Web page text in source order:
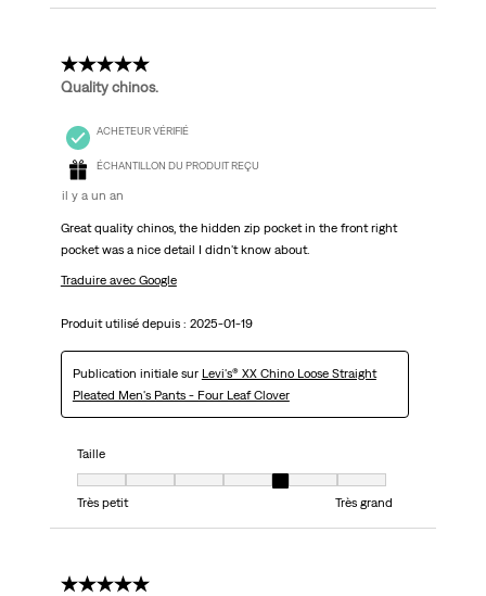
5 étoile(s) sur 5.
Quality chinos.
ACHETEUR VÉRIFIÉ
ÉCHANTILLON DU PRODUIT REÇU
il y a un an
Great quality chinos, the hidden zip pocket in the front right
pocket was a nice detail I didn't know about.
Traduire avec Google
Produit utilisé depuis : 2025-01-19
Publication initiale sur Levi's® XX Chino Loose Straight
Pleated Men's Pants - Four Leaf Clover
Taille
Très petit
Très grand
5 étoile(s) sur 5.